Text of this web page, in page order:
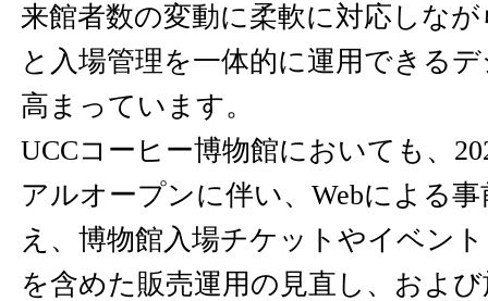
来館者数の変動に柔軟に対応しな
と入場管理を一体的に運用できる
高まっています。
UCCコーヒー博物館においても、
アルオープンに伴い、Webによる
え、博物館入場チケットやイベン
を含めた販売運用の見直し、およ